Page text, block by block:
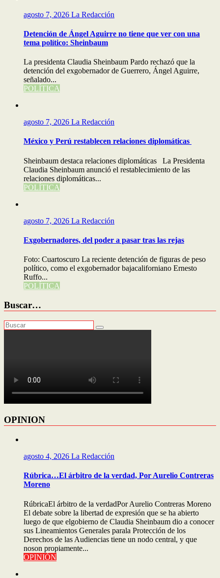
agosto 7, 2026 La Redacción
Detención de Ángel Aguirre no tiene que ver con una
tema político: Sheinbaum
La presidenta Claudia Sheinbaum Pardo rechazó que la
detención del exgobernador de Guerrero, Ángel Aguirre,
señalado...
POLÍTICA
agosto 7, 2026 La Redacción
México y Perú restablecen relaciones diplomáticas
Sheinbaum destaca relaciones diplomáticas La Presidenta
Claudia Sheinbaum anunció el restablecimiento de las
relaciones diplomáticas...
POLÍTICA
agosto 7, 2026 La Redacción
Exgobernadores, del poder a pasar tras las rejas
Foto: Cuartoscuro La reciente detención de figuras de peso
político, como el exgobernador bajacaliforniano Ernesto
Ruffo...
POLÍTICA
Buscar…
OPINION
agosto 4, 2026 La Redacción
Rúbrica…El árbitro de la verdad, Por Aurelio Contreras
Moreno
RúbricaEl árbitro de la verdadPor Aurelio Contreras Moreno
El debate sobre la libertad de expresión que se ha abierto
luego de que elgobierno de Claudia Sheinbaum dio a conocer
sus Lineamientos Generales parala Protección de los
Derechos de las Audiencias tiene un nodo central, y que
noson propiamente...
OPINIÓN